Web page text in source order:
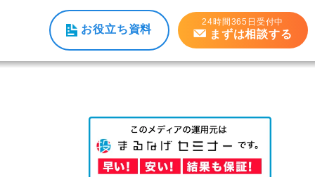
お役立ち資料
24時間365日受付中
まずは相談する